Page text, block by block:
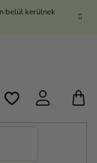
belül kerülnek